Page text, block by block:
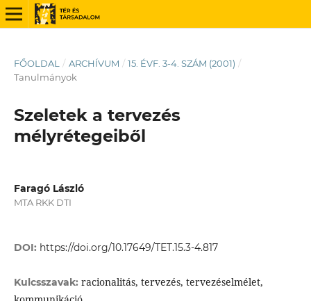
FŐOLDAL / ARCHÍVUM / 15. ÉVF. 3-4. SZÁM (2001) /
Tanulmányok
Szeletek a tervezés
mélyrétegeiből
Faragó László
MTA RKK DTI
DOI: https://doi.org/10.17649/TET.15.3-4.817
Kulcsszavak: racionalitás, tervezés, tervezéselmélet,